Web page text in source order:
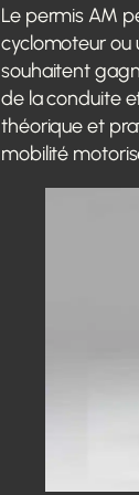
Le permis AM
cyclomoteur ou
souhaitent
de la conduite
théorique et
mobilité